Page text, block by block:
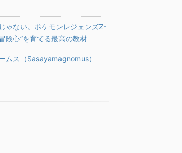
ゃない。ポケモンレジェンズZ-
険心”を育てる最高の教材
ムス（Sasayamagnomus）